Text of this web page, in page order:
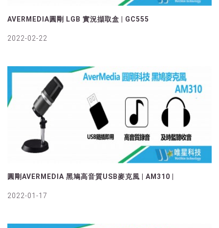
AVERMEDIA圓剛 LGB 實況擷取盒 | GC555
2022-02-22
圓剛AVERMEDIA 黑鳩高音質USB麥克風 | AM310 |
2022-01-17